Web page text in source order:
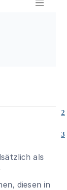
2
3
als
diesen in